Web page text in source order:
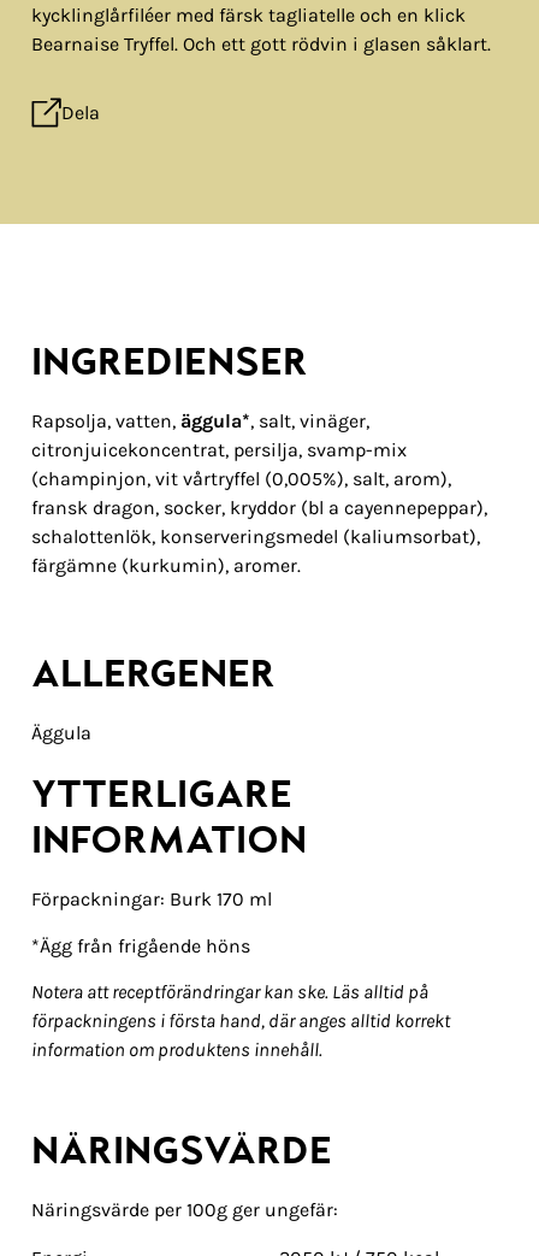
kycklinglårfiléer med färsk tagliatelle och en klick
Bearnaise Tryffel. Och ett gott rödvin i glasen såklart.
Dela
INGREDIENSER
Rapsolja, vatten, äggula*, salt, vinäger,
citronjuicekoncentrat, persilja, svamp-mix
(champinjon, vit vårtryffel (0,005%), salt, arom),
fransk dragon, socker, kryddor (bl a cayennepeppar),
schalottenlök, konserveringsmedel (kaliumsorbat),
färgämne (kurkumin), aromer.
ALLERGENER
Äggula
YTTERLIGARE
INFORMATION
Förpackningar: Burk 170 ml
*Ägg från frigående höns
Notera att receptförändringar kan ske. Läs alltid på
förpackningens i första hand, där anges alltid korrekt
information om produktens innehåll.
NÄRINGSVÄRDE
Näringsvärde per 100g ger ungefär: